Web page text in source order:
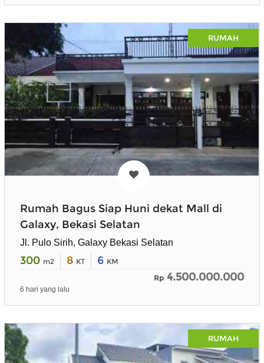
RUMAH
Rumah Bagus Siap Huni dekat Mall di
Galaxy, Bekasi Selatan
Jl. Pulo Sirih, Galaxy Bekasi Selatan
300 m2 8 KT 6 KM
Rp 4.500.000.000
6 hari yang lalu
RUMAH